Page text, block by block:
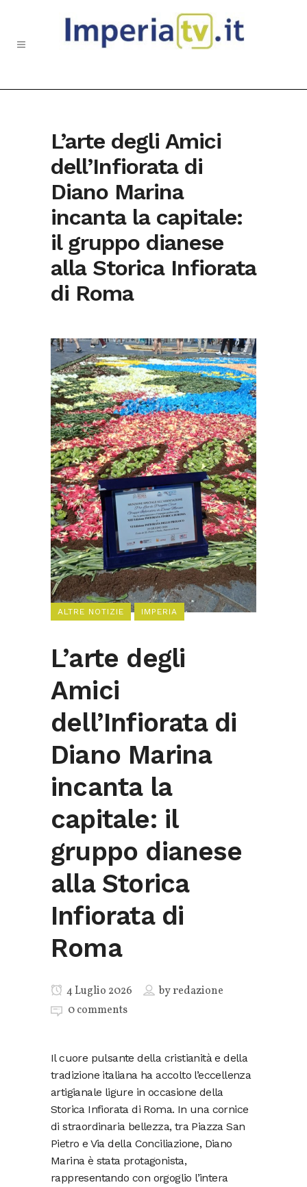
L’arte degli Amici
dell’Infiorata di
Diano Marina
incanta la capitale:
il gruppo dianese
alla Storica Infiorata
di Roma
ALTRE NOTIZIE IMPERIA
L’arte degli
Amici
dell’Infiorata di
Diano Marina
incanta la
capitale: il
gruppo dianese
alla Storica
Infiorata di
Roma
4 Luglio 2026 byredazione
0 comments
Il cuore pulsante della cristianità e della
tradizione italiana ha accolto l’eccellenza
artigianale ligure in occasione della
Storica Infiorata di Roma. In una cornice
di straordinaria bellezza, tra Piazza San
Pietro e Via della Conciliazione, Diano
Marina è stata protagonista,
rappresentando con orgoglio l’intera